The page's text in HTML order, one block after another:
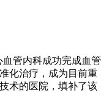
管内科成功完成血管
化治疗，成为目前重
术的医院，填补了该